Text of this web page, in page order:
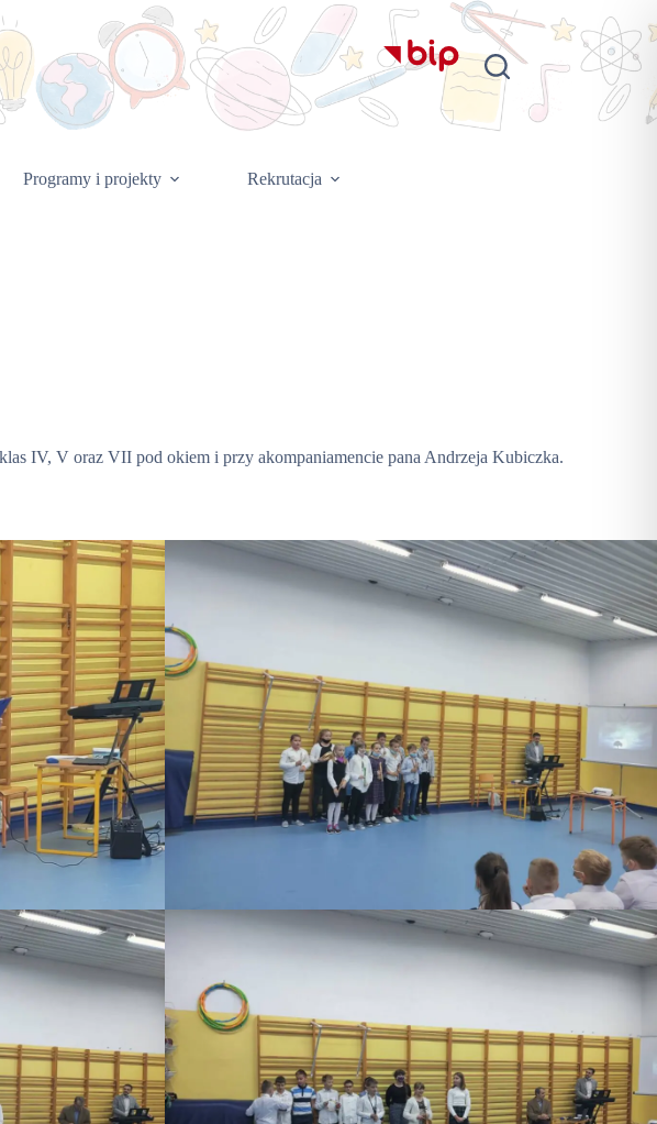
Programy i projekty Rekrutacja
IV, V oraz VII pod okiem i przy akompaniamencie pana Andrzeja Kubiczka.